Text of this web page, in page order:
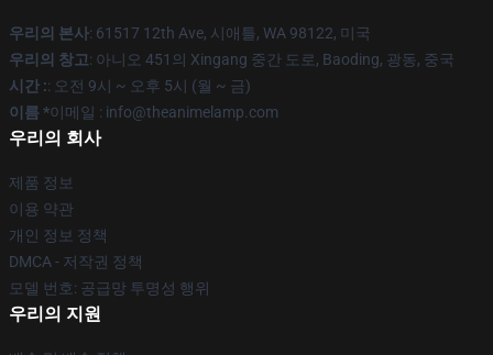
우리의 본사: 61517 12th Ave, 시애틀, WA 98122, 미국
우리의 창고: 아니오 451의 Xingang 중간 도로, Baoding, 광동, 중국
시간 :: 오전 9시 ~ 오후 5시 (월 ~ 금)
이름 *이메일 : info@theanimelamp.com
우리의 회사
제품 정보
이용 약관
개인 정보 정책
DMCA - 저작권 정책
모델 번호: 공급망 투명성 행위
우리의 지원